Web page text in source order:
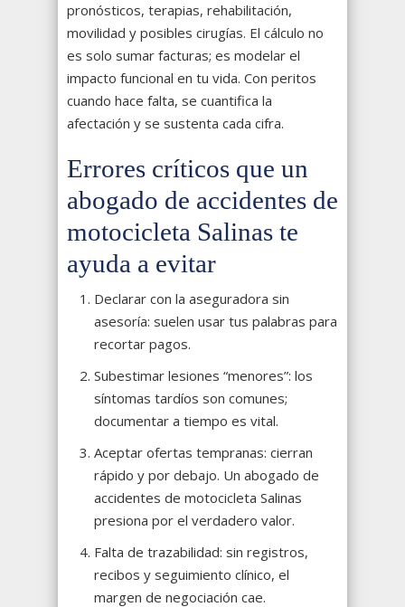
pronósticos, terapias, rehabilitación,
movilidad y posibles cirugías. El cálculo no
es solo sumar facturas; es modelar el
impacto funcional en tu vida. Con peritos
cuando hace falta, se cuantifica la
afectación y se sustenta cada cifra.
Errores críticos que un
abogado de accidentes de
motocicleta Salinas te
ayuda a evitar
Declarar con la aseguradora sin
asesoría: suelen usar tus palabras para
recortar pagos.
Subestimar lesiones “menores”: los
síntomas tardíos son comunes;
documentar a tiempo es vital.
Aceptar ofertas tempranas: cierran
rápido y por debajo. Un abogado de
accidentes de motocicleta Salinas
presiona por el verdadero valor.
Falta de trazabilidad: sin registros,
recibos y seguimiento clínico, el
margen de negociación cae.